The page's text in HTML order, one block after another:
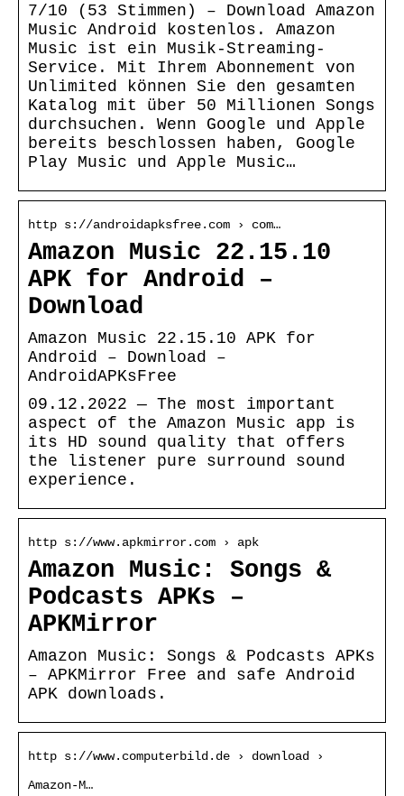
7/10 (53 Stimmen) – Download Amazon
Music Android kostenlos. Amazon
Music ist ein Musik-Streaming-
Service. Mit Ihrem Abonnement von
Unlimited können Sie den gesamten
Katalog mit über 50 Millionen Songs
durchsuchen. Wenn Google und Apple
bereits beschlossen haben, Google
Play Music und Apple Music…
http s://androidapksfree.com › com…
Amazon Music 22.15.10
APK for Android –
Download
Amazon Music 22.15.10 APK for
Android – Download –
AndroidAPKsFree
09.12.2022 — The most important
aspect of the Amazon Music app is
its HD sound quality that offers
the listener pure surround sound
experience.
http s://www.apkmirror.com › apk
Amazon Music: Songs &
Podcasts APKs –
APKMirror
Amazon Music: Songs & Podcasts APKs
– APKMirror Free and safe Android
APK downloads.
http s://www.computerbild.de › download ›
Amazon-M…